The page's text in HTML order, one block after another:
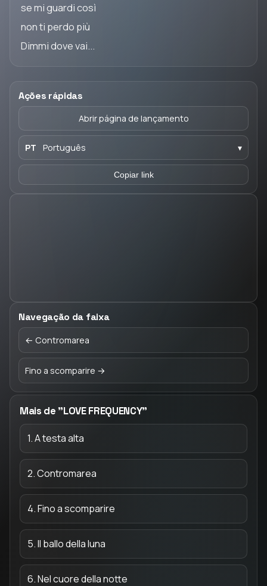
Ações rápidas
Abrir página de lançamento
PT Português ▾
Copiar link
Navegação da faixa
← Contromarea
Fino a scomparire →
se mi guardi così
non ti perdo più
Dimmi dove vai...
Mais de "LOVE FREQUENCY"
1. A testa alta
2. Contromarea
4. Fino a scomparire
5. Il ballo della luna
6. Nel cuore della notte